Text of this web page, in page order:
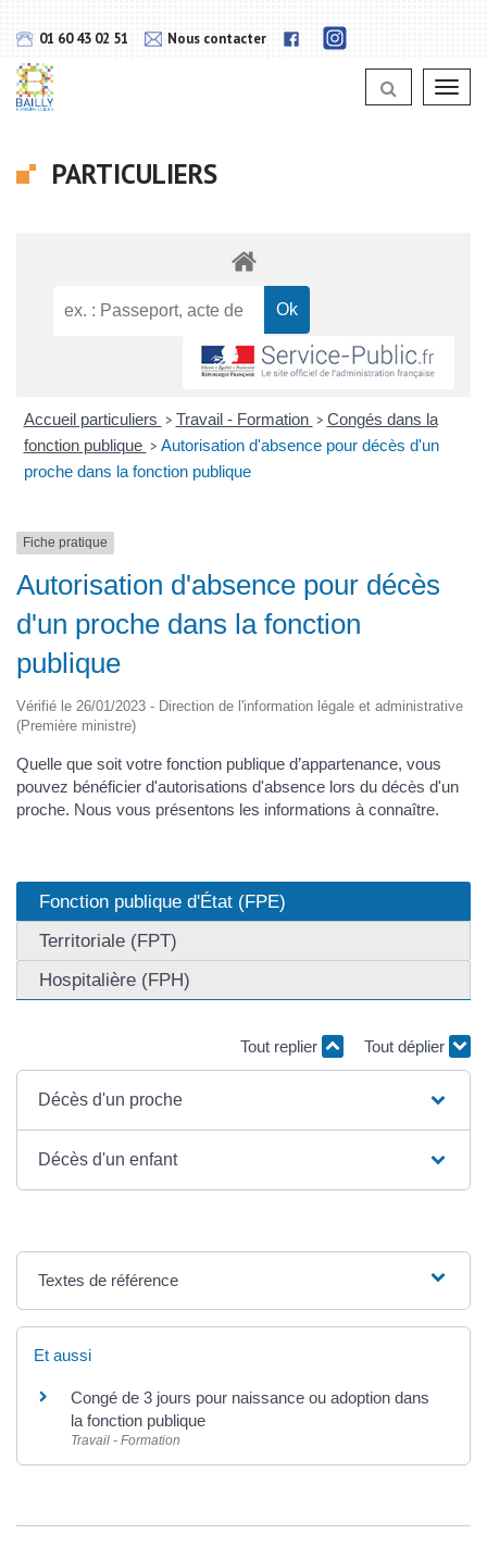
01 60 43 02 51 Nous contacter
Lien
notra
Instagram
PARTICULIERS
Accueil particuliers > Travail - Formation > Congés dans la
fonction publique > Autorisation d'absence pour décès d'un
proche dans la fonction publique
Fiche pratique
Autorisation d'absence pour décès
d'un proche dans la fonction
publique
Vérifié le 26/01/2023 - Direction de l'information légale et administrative
(Première ministre)
Quelle que soit votre fonction publique d’appartenance, vous
pouvez bénéficier d'autorisations d'absence lors du décès d'un
proche. Nous vous présentons les informations à connaître.
Fonction publique d'État (FPE)
Territoriale (FPT)
Hospitalière (FPH)
Tout replier Tout déplier
Décès d'un proche
Décès d'un enfant
Textes de référence
Et aussi
Congé de 3 jours pour naissance ou adoption dans
la fonction publique
Travail - Formation